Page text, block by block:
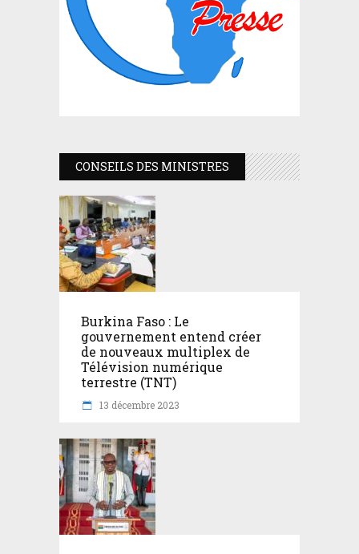
CONSEILS DES MINISTRES
Burkina Faso : Le
gouvernement entend créer
de nouveaux multiplex de
Télévision numérique
terrestre (TNT)
13 décembre 2023